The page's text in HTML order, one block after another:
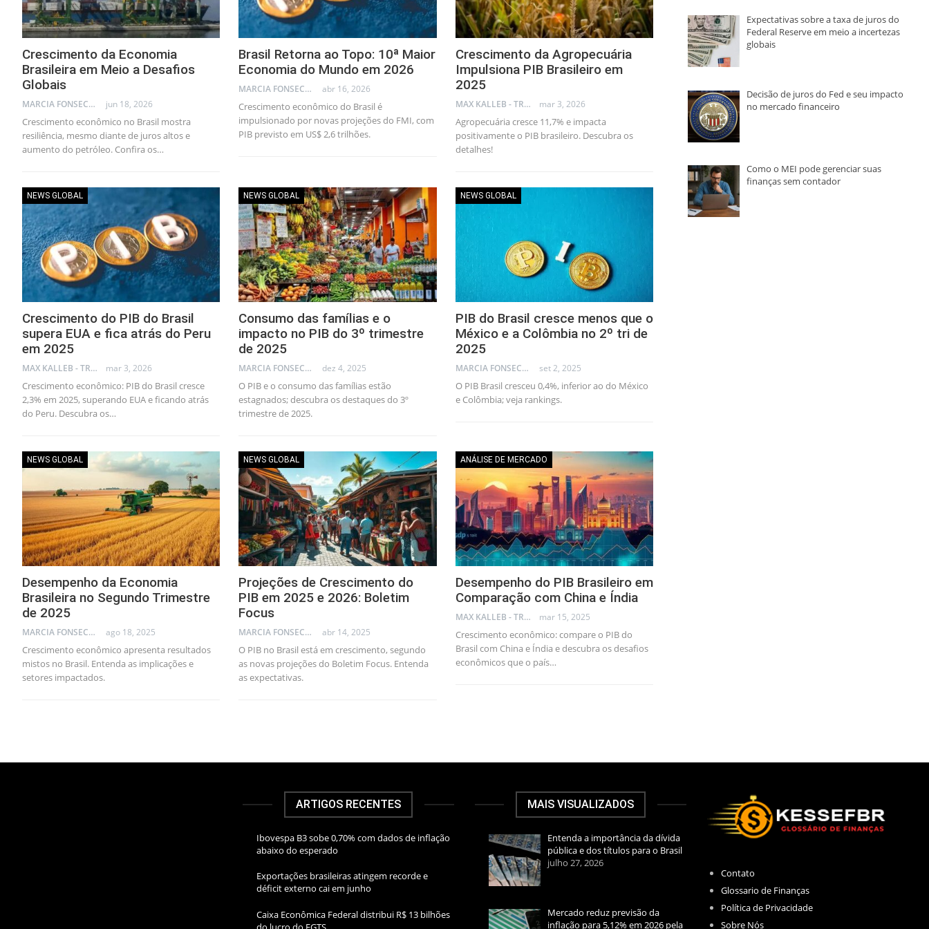
Crescimento da Economia
Brasileira em Meio a Desafios
Globais
MARCIA FONSECA - FINANCIAL CONSULTANT jun 18, 2026
Crescimento econômico no Brasil mostra
resiliência, mesmo diante de juros altos e
aumento do petróleo. Confira os…
Brasil Retorna ao Topo: 10ª Maior
Economia do Mundo em 2026
MARCIA FONSECA - FINANCIAL CONSULTANT abr 16, 2026
Crescimento econômico do Brasil é
impulsionado por novas projeções do FMI, com
PIB previsto em US$ 2,6 trilhões.
Crescimento da Agropecuária
Impulsiona PIB Brasileiro em
2025
MAX KALLEB - TRADER mar 3, 2026
Agropecuária cresce 11,7% e impacta
positivamente o PIB brasileiro. Descubra os
detalhes!
NEWS GLOBAL
Crescimento do PIB do Brasil
supera EUA e fica atrás do Peru
em 2025
MAX KALLEB - TRADER mar 3, 2026
Crescimento econômico: PIB do Brasil cresce
2,3% em 2025, superando EUA e ficando atrás
do Peru. Descubra os…
NEWS GLOBAL
Consumo das famílias e o
impacto no PIB do 3º trimestre
de 2025
MARCIA FONSECA - FINANCIAL CONSULTANT dez 4, 2025
O PIB e o consumo das famílias estão
estagnados; descubra os destaques do 3º
trimestre de 2025.
NEWS GLOBAL
PIB do Brasil cresce menos que o
México e a Colômbia no 2º tri de
2025
MARCIA FONSECA - FINANCIAL CONSULTANT set 2, 2025
O PIB Brasil cresceu 0,4%, inferior ao do México
e Colômbia; veja rankings.
NEWS GLOBAL
Desempenho da Economia
Brasileira no Segundo Trimestre
de 2025
MARCIA FONSECA - FINANCIAL CONSULTANT ago 18, 2025
Crescimento econômico apresenta resultados
mistos no Brasil. Entenda as implicações e
setores impactados.
NEWS GLOBAL
Projeções de Crescimento do
PIB em 2025 e 2026: Boletim
Focus
MARCIA FONSECA - FINANCIAL CONSULTANT abr 14, 2025
O PIB no Brasil está em crescimento, segundo
as novas projeções do Boletim Focus. Entenda
as expectativas.
ANÁLISE DE MERCADO
Desempenho do PIB Brasileiro em
Comparação com China e Índia
MAX KALLEB - TRADER mar 15, 2025
Crescimento econômico: compare o PIB do
Brasil com China e Índia e descubra os desafios
econômicos que o país…
Expectativas sobre a taxa de juros do
Federal Reserve em meio a incertezas
globais
Decisão de juros do Fed e seu impacto
no mercado financeiro
Como o MEI pode gerenciar suas
finanças sem contador
ARTIGOS RECENTES
Ibovespa B3 sobe 0,70% com dados de inflação
abaixo do esperado
Exportações brasileiras atingem recorde e
déficit externo cai em junho
Caixa Econômica Federal distribui R$ 13 bilhões
MAIS VISUALIZADOS
Entenda a importância da dívida
pública e dos títulos para o Brasil
julho 27, 2026
Mercado reduz previsão da
inflação para 5,12% em 2026 pela
Contato
Glossario de Finanças
Política de Privacidade
Sobre Nós